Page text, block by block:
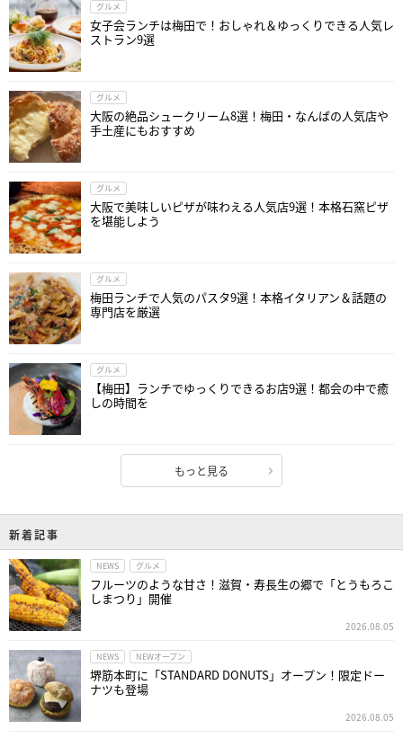
グルメ
女子会ランチは梅田で！おしゃれ＆ゆっくりできる人気レ
ストラン9選
グルメ
大阪の絶品シュークリーム8選！梅田・なんばの人気店や
手土産にもおすすめ
グルメ
大阪で美味しいピザが味わえる人気店9選！本格石窯ピザ
を堪能しよう
グルメ
梅田ランチで人気のパスタ9選！本格イタリアン＆話題の
専門店を厳選
グルメ
【梅田】ランチでゆっくりできるお店9選！都会の中で癒
しの時間を
もっと見る
新着記事
NEWS グルメ
フルーツのような甘さ！滋賀・寿長生の郷で「とうもろこ
しまつり」開催
2026.08.05
NEWS NEWオープン
堺筋本町に「STANDARD DONUTS」オープン！限定ドー
ナツも登場
2026.08.05